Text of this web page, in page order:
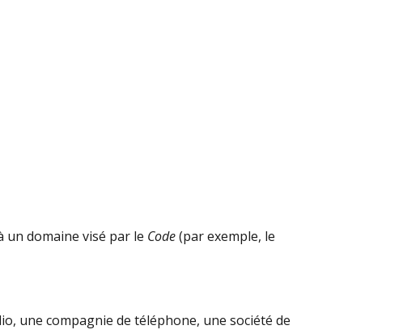
un domaine visé par le Code(par exemple, le
une compagnie de téléphone, une société de